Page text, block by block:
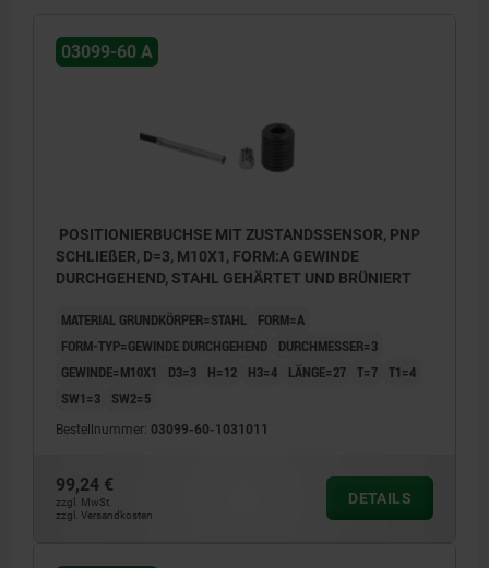
1) LED
03099-60 A
POSITIONIERBUCHSE MIT ZUSTANDSSENSOR, PNP
SCHLIEßER, D=3, M10X1, FORM:A GEWINDE
DURCHGEHEND, STAHL GEHÄRTET UND BRÜNIERT
MATERIAL GRUNDKÖRPER=STAHL
FORM=A
FORM-TYP=GEWINDE DURCHGEHEND
DURCHMESSER=3
GEWINDE=M10X1
D3=3 H=12 H3=4 LÄNGE=27 T=7 T1=4
SW1=3
SW2=5
Bestellnummer: 03099-60-1031011
99,24 €
zzgl. MwSt.
zzgl. Versandkosten
DETAILS